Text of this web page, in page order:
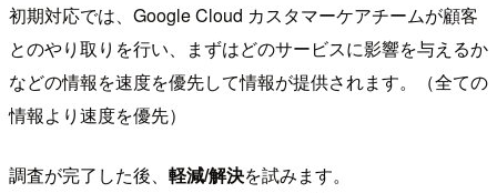
初期対応では、Google Cloud カスタマーケアチームが顧客
とのやり取りを行い、まずはどのサービスに影響を与えるか
などの情報を速度を優先して情報が提供されます。（全ての
情報より速度を優先）
調査が完了した後、 軽減/解決を試みます。